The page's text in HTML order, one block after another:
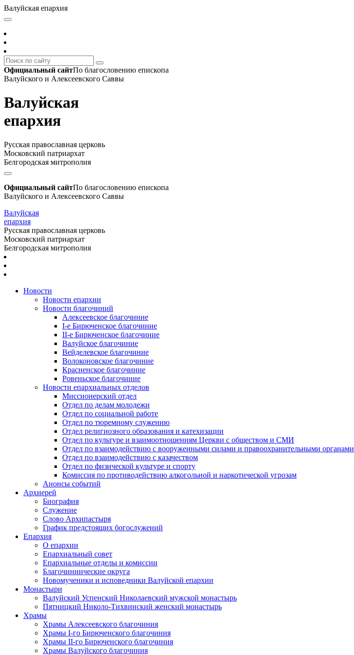
Валуйская епархия
Официальный сайтПо благословению епископа
Валуйского и Алексеевского Саввы
Валуйская
епархия
Русская православная церковь
Московский патриархат
Белгородская митрополия
Официальный сайтПо благословению епископа
Валуйского и Алексеевского Саввы
Валуйская
епархия
Русская православная церковь
Московский патриархат
Белгородская митрополия
Новости
Новости епархии
Новости благочиний
Алексеевское благочиние
I-е Бирюченское благочиние
II-е Бирюченское благочиние
Валуйское благочиние
Вейделевское благочиние
Волоконовское благочиние
Красненское благочиние
Ровеньское благочиние
Новости епархиальных отделов
Миссионерский отдел
Отдел по делам молодежи
Отдел по социальной работе
Отдел по тюремному служению
Отдел религиозного образования и катехизации
Отдел по культуре и взаимоотношениям Церкви с обществом и СМИ
Отдел по взаимодействию с вооруженными силами и правоохранительными органами
Отдел по взаимодействию с казачеством
Отдел по физической культуре и спорту
Комиссия по противодействию алкогольной и наркотической угрозам
Анонсы событий
Архиерей
Биография
Служение
Слово Архипастыря
График предстоящих богослужений
Епархия
О епархии
Епархиальный совет
Епархиальные отделы и комиссии
Благочиннические округа
Новомученики и исповедники Валуйской епархии
Монастыри
Валуйский Успенский Николаевский мужской монастырь
Пятницкий Николо-Тихвинский женский монастырь
Храмы
Храмы Алексеевского благочиния
Храмы I-го Бирюченского благочиния
Храмы II-го Бирюченского благочиния
Храмы Валуйского благочиния